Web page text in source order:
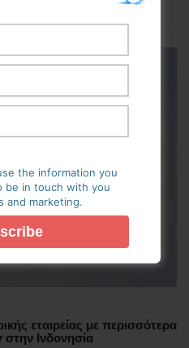
εταιρείας με περισσότερα
Ινδονησία
the information you
be in touch with you
and marketing.